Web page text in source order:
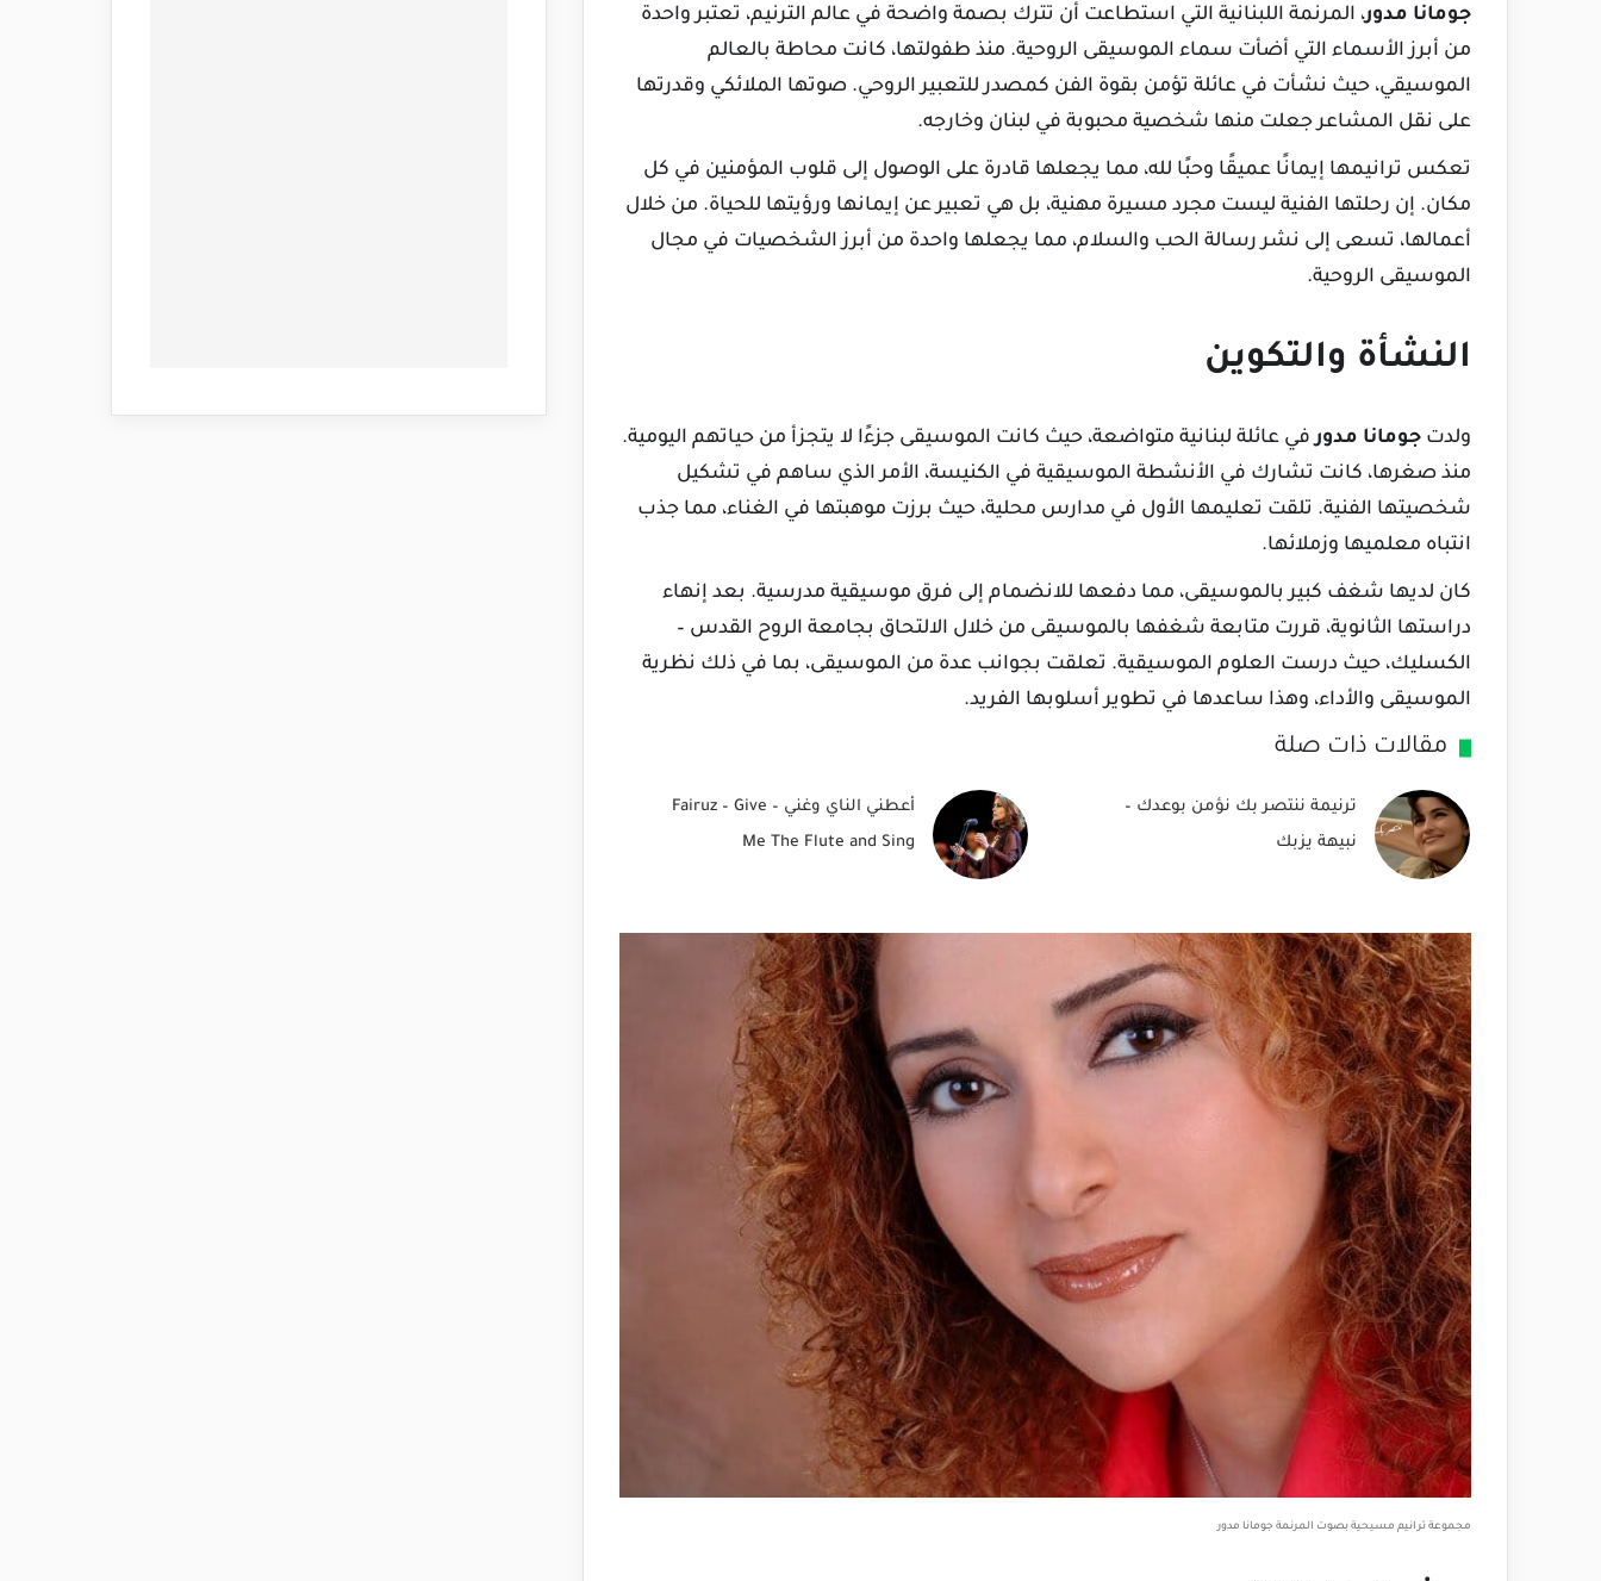
جومانا مدور، المرنمة اللبنانية التي استطاعت أن تترك بصمة واضحة في عالم الترنيم، تعتبر واحدة
من أبرز الأسماء التي أضأت سماء الموسيقى الروحية. منذ طفولتها، كانت محاطة بالعالم
الموسيقي، حيث نشأت في عائلة تؤمن بقوة الفن كمصدر للتعبير الروحي. صوتها الملائكي وقدرتها
على نقل المشاعر جعلت منها شخصية محبوبة في لبنان وخارجه.
تعكس ترانيمها إيمانًا عميقًا وحبًا لله، مما يجعلها قادرة على الوصول إلى قلوب المؤمنين في كل
مكان. إن رحلتها الفنية ليست مجرد مسيرة مهنية، بل هي تعبير عن إيمانها ورؤيتها للحياة. من خلال
أعمالها، تسعى إلى نشر رسالة الحب والسلام، مما يجعلها واحدة من أبرز الشخصيات في مجال
الموسيقى الروحية.
النشأة والتكوين
ولدت جومانا مدور في عائلة لبنانية متواضعة، حيث كانت الموسيقى جزءًا لا يتجزأ من حياتهم اليومية.
منذ صغرها، كانت تشارك في الأنشطة الموسيقية في الكنيسة، الأمر الذي ساهم في تشكيل
شخصيتها الفنية. تلقت تعليمها الأول في مدارس محلية، حيث برزت موهبتها في الغناء، مما جذب
انتباه معلميها وزملائها.
كان لديها شغف كبير بالموسيقى، مما دفعها للانضمام إلى فرق موسيقية مدرسية. بعد إنهاء
دراستها الثانوية، قررت متابعة شغفها بالموسيقى من خلال الالتحاق بجامعة الروح القدس –
الكسليك، حيث درست العلوم الموسيقية. تعلقت بجوانب عدة من الموسيقى، بما في ذلك نظرية
الموسيقى والأداء، وهذا ساعدها في تطوير أسلوبها الفريد.
مقالات ذات صلة
ترنيمة ننتصر بك نؤمن بوعدك –
نبيهة يزبك
أعطني الناي وغني – Fairuz – Give
Me The Flute and Sing
مجموعة ترانيم مسيحية بصوت المرنمة جومانا مدور